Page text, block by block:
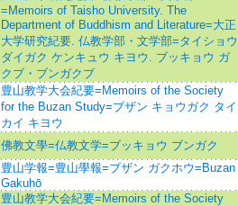
=Memoirs of Taisho University. The
Department of Buddhism and Literature=大正
大学研究紀要. 仏教学部・文学部=タイショウ
ダイガク ケンキュウ キヨウ. ブッキョウ ガ
クブ・ブンガクブ
豊山教学大会紀要=Memoirs of the Society
for the Buzan Study=ブザン キョウガク タイ
カイ キヨウ
佛教文學=仏教文学=ブッキョウ ブンガク
豊山学報=豊山學報=ブザン ガクホウ=Buzan
Gakuhō
豊山教学大会紀要=Memoirs of the Society